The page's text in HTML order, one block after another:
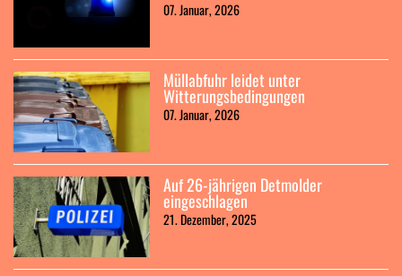
07. Januar, 2026
Müllabfuhr leidet unter
Witterungsbedingungen
07. Januar, 2026
Auf 26-jährigen Detmolder
eingeschlagen
21. Dezember, 2025